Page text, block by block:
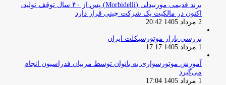
برند قدیمی موربیدلی (Morbidelli) پس از ۴۰ سال توقف تولید،
اکنون در مالکیت یک شرکت چینی قرار دارد
2 مرداد 1405 20:42
بررسی بازار موتورسیکلت ایران
1 مرداد 1405 17:17
آموزش موتورسواری به بانوان توسط مربیان فدراسیون انجام
می‌گیرد
1 مرداد 1405 17:04